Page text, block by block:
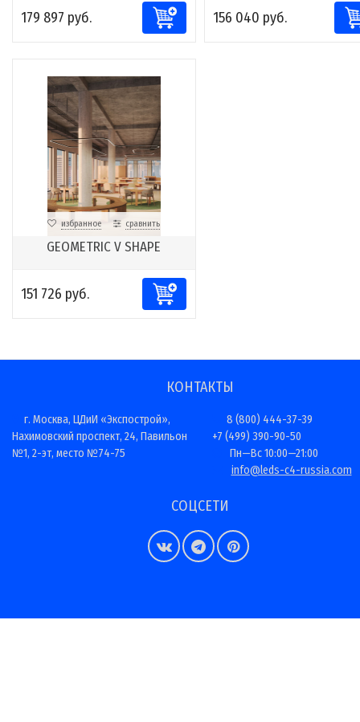
179 897 руб. 156 040 руб.
избранное сравнить
GEOMETRIC V SHAPE
151 726 руб.
КОНТАКТЫ
г. Москва, ЦДиИ «Экспострой»,
Нахимовский проспект, 24, Павильон
№1, 2-эт, место №74-75
8 (800) 444-37-39
+7 (499) 390-90-50
Пн—Вс 10:00—21:00
info@leds-c4-russia.com
СОЦСЕТИ